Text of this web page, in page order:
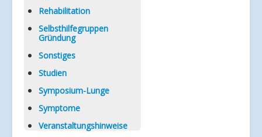
Rehabilitation
Selbsthilfegruppen
Gründung
Sonstiges
Studien
Symposium-Lunge
Symptome
Veranstaltungshinweise